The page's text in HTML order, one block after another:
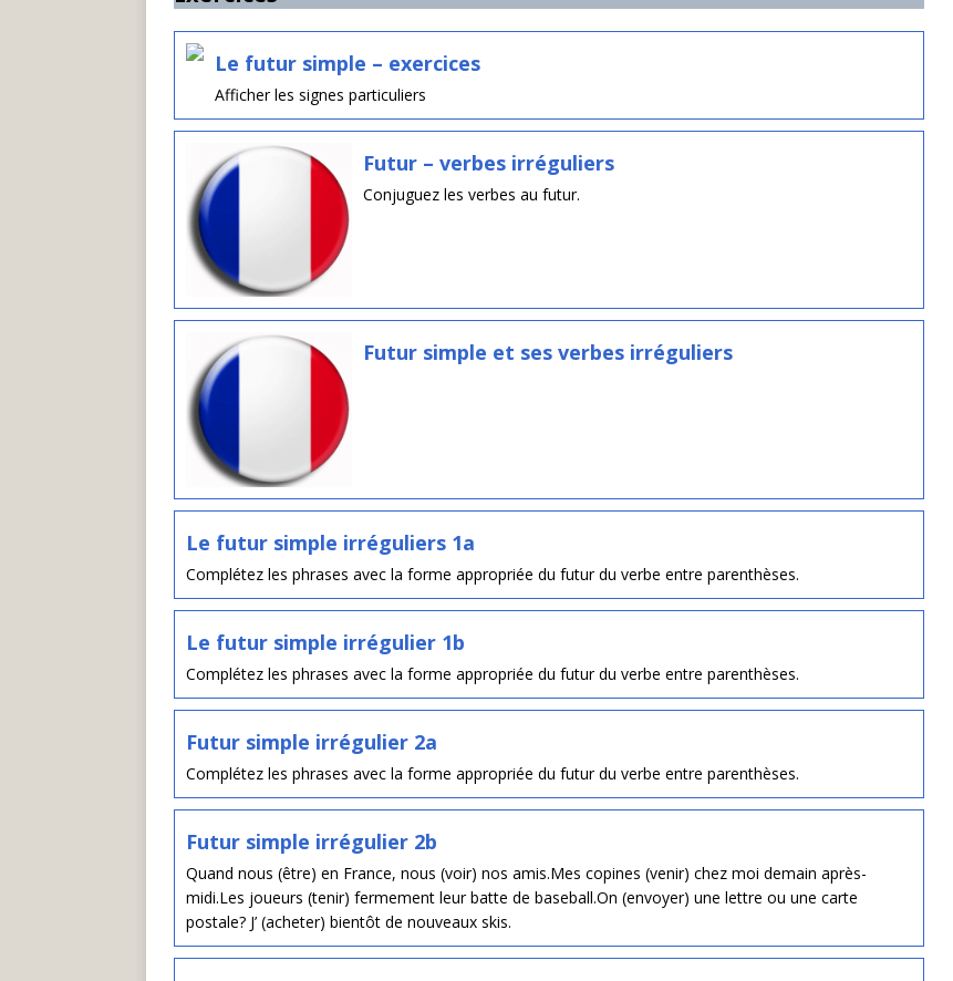
Le futur simple – exercices
Afficher les signes particuliers
Futur – verbes irréguliers
Conjuguez les verbes au futur.
Futur simple et ses verbes irréguliers
Le futur simple irréguliers 1a
Complétez les phrases avec la forme appropriée du futur du verbe entre parenthèses.
Le futur simple irrégulier 1b
Complétez les phrases avec la forme appropriée du futur du verbe entre parenthèses.
Futur simple irrégulier 2a
Complétez les phrases avec la forme appropriée du futur du verbe entre parenthèses.
Futur simple irrégulier 2b
Quand nous (être) en France, nous (voir) nos amis.Mes copines (venir) chez moi demain après-
midi.Les joueurs (tenir) fermement leur batte de baseball.On (envoyer) une lettre ou une carte
postale? J’ (acheter) bientôt de nouveaux skis.